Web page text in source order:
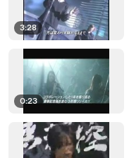
3:28
0:23